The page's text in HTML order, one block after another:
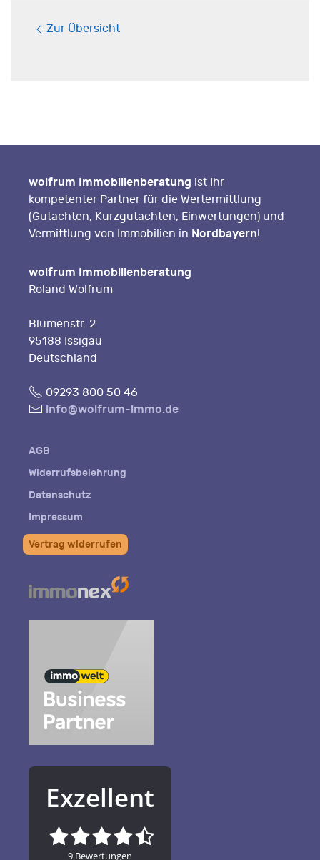
Zur Übersicht
wolfrum Immobilienberatung ist Ihr
kompetenter Partner für die Wertermittlung
(Gutachten, Kurzgutachten, Einwertungen) und
Vermittlung von Immobilien in Nordbayern!
wolfrum Immobilienberatung
Roland Wolfrum
Blumenstr. 2
95188 Issigau
Deutschland
Fon09293 800 50 46
E- info@wolfrum-immo.de
AGB
Widerrufsbelehrung
Datenschutz
Impressum
Vertrag widerrufen